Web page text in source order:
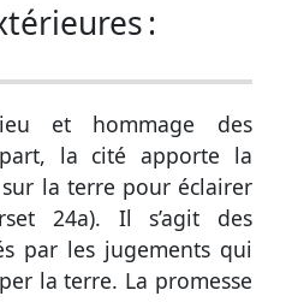
:
et hommage des
part, la cité apporte la
la terre pour éclairer
24a). Il s’agit des
par les jugements qui
la terre. La promesse